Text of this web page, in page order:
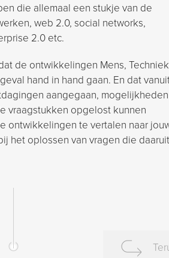
die allemaal een stukje van de
web 2.0, social networks,
2.0 etc.
de ontwikkelingen Mens, Techniek
hand in hand gaan. En dat
aangegaan, mogelijkheden
vraagstukken opgelost kunnen
ontwikkelingen te vertalen naar
het oplossen van vragen die daaruit